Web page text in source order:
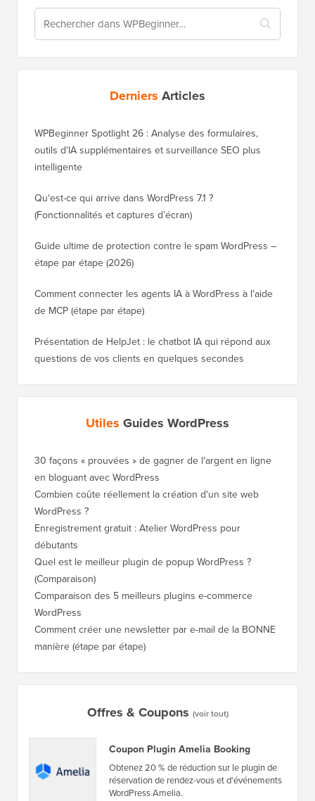
Derniers Articles
WPBeginner Spotlight 26 : Analyse des formulaires,
outils d'IA supplémentaires et surveillance SEO plus
intelligente
Qu'est-ce qui arrive dans WordPress 7.1 ?
(Fonctionnalités et captures d’écran)
Guide ultime de protection contre le spam WordPress –
étape par étape (2026)
Comment connecter les agents IA à WordPress à l'aide
de MCP (étape par étape)
Présentation de HelpJet : le chatbot IA qui répond aux
questions de vos clients en quelques secondes
Utiles Guides WordPress
30 façons « prouvées » de gagner de l'argent en ligne
en bloguant avec WordPress
Combien coûte réellement la création d'un site web
WordPress ?
Enregistrement gratuit : Atelier WordPress pour
débutants
Quel est le meilleur plugin de popup WordPress ?
(Comparaison)
Comparaison des 5 meilleurs plugins e-commerce
WordPress
Comment créer une newsletter par e-mail de la BONNE
manière (étape par étape)
Offres & Coupons (voir tout)
Coupon Plugin Amelia Booking
Obtenez 20 % de réduction sur le plugin de
réservation de rendez-vous et d'événements
WordPress Amelia.